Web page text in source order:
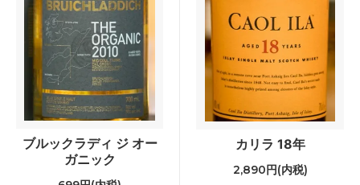
ブルックラディ ジ オー
ガニック
カリラ 18年
2,890円(内税)